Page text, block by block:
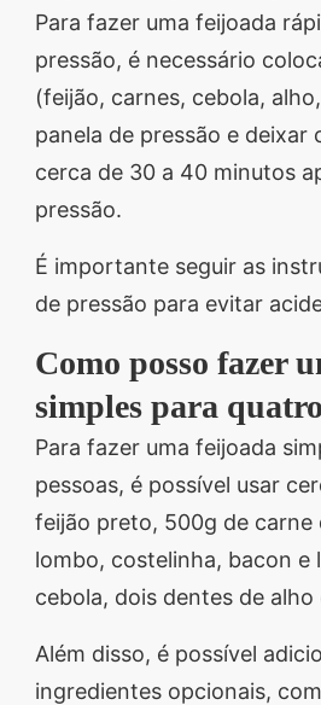
Para fazer uma feijoada
pressão, é necessário
(feijão, carnes, cebola,
panela de pressão e deixar
cerca de 30 a 40 minutos
pressão.
É importante seguir as
de pressão para evitar
Como posso fazer
simples para
Para fazer uma feijoada
pessoas, é possível usar
feijão preto, 500g de carne
lombo, costelinha, bacon e
cebola, dois dentes de alho
Além disso, é possível
ingredientes opcionais,